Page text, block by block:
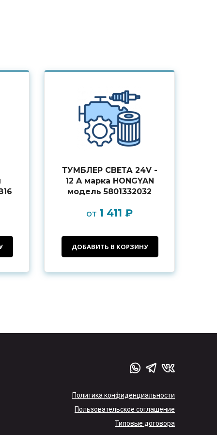
ТУМБЛЕР СВЕТА 24V -
12 A марка HONGYAN
модель 5801332032
от 1 411 ₽
ДОБАВИТЬ В КОРЗИНУ
Политика конфиденциальности
Пользовательское соглашение
Типовые договора